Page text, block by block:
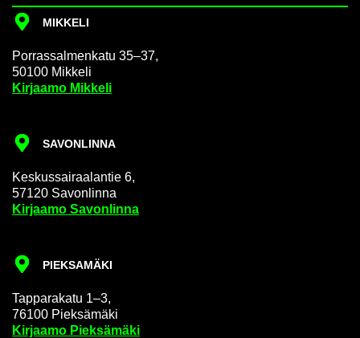
MIK­KE­LI
Por­ras­sal­men­ka­tu 35–37,
50100 Mik­ke­li
Kir­jaa­mo Mik­ke­li
SA­VON­LIN­NA
Kes­kus­sai­raa­lan­tie 6,
57120 Sa­von­lin­na
Kir­jaa­mo Sa­von­lin­na
PIEK­SA­MÄ­KI
Tap­pa­ra­ka­tu 1–3,
76100 Piek­sä­mä­ki
Kir­jaa­mo Piek­sä­mä­ki